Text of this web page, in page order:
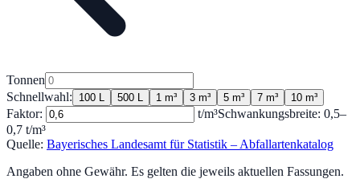
Tonnen
Schnellwahl:
100 L 500 L 1 m³ 3 m³ 5 m³ 7 m³ 10 m³
Faktor: t/m³Schwankungsbreite: 0,5–
0,7 t/m³
Quelle: Bayerisches Landesamt für Statistik – Abfallartenkatalog
Angaben ohne Gewähr. Es gelten die jeweils aktuellen Fassungen.